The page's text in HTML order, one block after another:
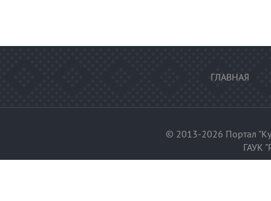
ГЛАВНАЯ
© 2013-2026 Портал
ГАУК